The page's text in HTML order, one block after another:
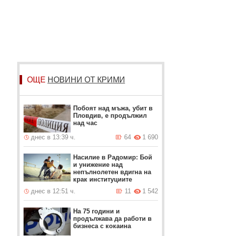
ОЩЕ НОВИНИ ОТ КРИМИ
Побоят над мъжа, убит в
Пловдив, е продължил
над час
днес в 13:39 ч.
1 690
64
Насилие в Радомир: Бой
и унижение над
непълнолетен вдигна на
крак институциите
днес в 12:51 ч.
1 542
11
На 75 години и
продължава да работи в
бизнеса с кокаина